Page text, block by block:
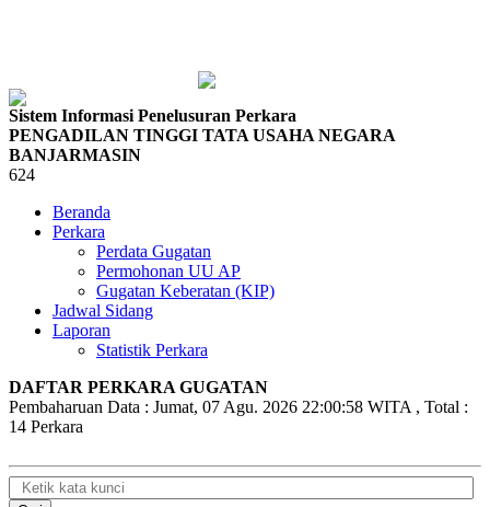
Sistem Informasi Penelusuran Perkara
PENGADILAN TINGGI TATA USAHA NEGARA
BANJARMASIN
624
Beranda
Perkara
Perdata Gugatan
Permohonan UU AP
Gugatan Keberatan (KIP)
Jadwal Sidang
Laporan
Statistik Perkara
DAFTAR PERKARA GUGATAN
Pembaharuan Data : Jumat, 07 Agu. 2026 22:00:58 WITA , Total :
14 Perkara